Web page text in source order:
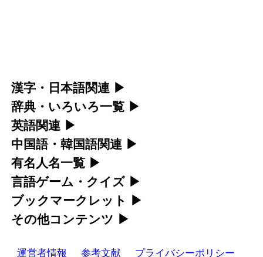
漢字・日本語関連 ▶
漢字の読み方検索、手書き入力、書き順練習な
ど、日本語学習に役立つツールを集めていま
す。
人名漢字辞典 - 読み方検索
手書き漢字入力
辞典・いろいろ一覧 ▶
部首・画数別の漢字一覧、熟語辞典、地名・駅
名検索など、各種リファレンスツールです。
部首画数別漢字一覧
常用漢字一覧
英語関連 ▶
カタカナ語・略語の意味検索、発音記号、リス
ニング練習など英語学習ツールです。
カタカナ語の意味・発音・類語辞典
英語の発音記号一覧
中国語・韓国語関連 ▶
中国語のピンイン変換、韓国語の手書き入力な
ど、アジア言語学習ツールです。
手書き中国語入力 変換ツール
ピンイン一覧表
有名人名一覧 ▶
海外セレブやスポーツ選手の名前の読み方・発
音を確認できます。
言語ゲーム・クイズ ▶
四字熟語パズルや漢字クイズなど、楽しみなが
ら学べるゲームです。
ブックマークレット ▶
ブラウザに登録して、どのサイトからでも漢字
その他コンテンツ ▶
運営者情報 参考文献 プライバシーポリシー